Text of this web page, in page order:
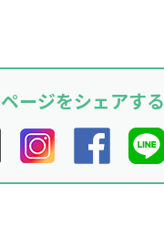
ージをシェアする